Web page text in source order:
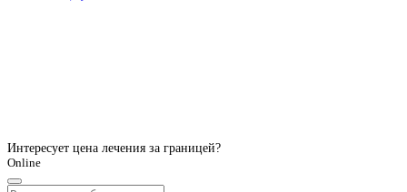
Интересует цена лечения за границей?
Online